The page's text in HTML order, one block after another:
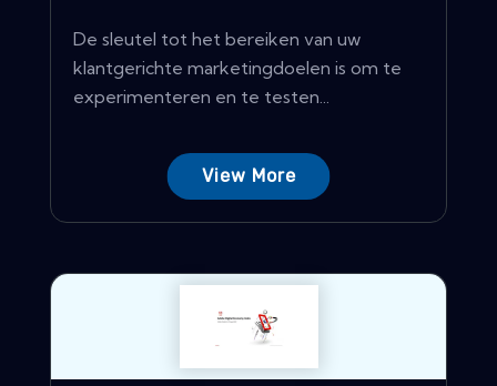
De sleutel tot het bereiken van uw
klantgerichte marketingdoelen is om te
experimenteren en te testen...
View More